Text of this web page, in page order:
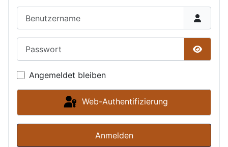
Angemeldet bleiben
Web-Authentifizierung
Anmelden